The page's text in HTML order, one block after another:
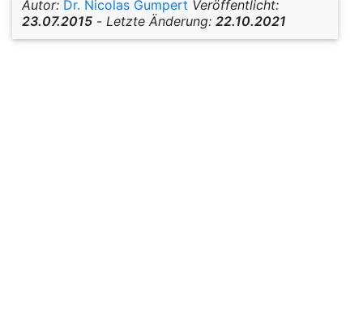
Autor: Dr. Nicolas Gumpert Veröffentlicht:
23.07.2015 - Letzte Änderung: 22.10.2021